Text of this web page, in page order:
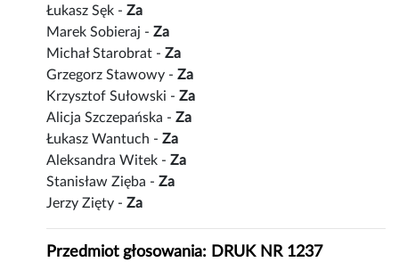
Łukasz Sęk -Za
Marek Sobieraj -Za
Michał Starobrat -Za
Grzegorz Stawowy -Za
Krzysztof Sułowski -Za
Alicja Szczepańska -Za
Łukasz Wantuch -Za
Aleksandra Witek -Za
Stanisław Zięba -Za
Jerzy Zięty -Za
Przedmiot głosowania: DRUK NR 1237